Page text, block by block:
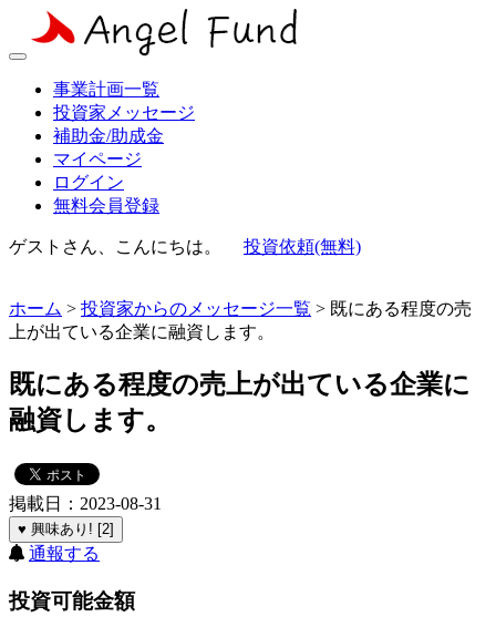
事業計画一覧
投資家メッセージ
補助金/助成金
マイページ
ログイン
無料会員登録
ゲストさん、こんにちは。 投資依頼(無料)
ホーム > 投資家からのメッセージ一覧 > 既にある程度の売
上が出ている企業に融資します。
既にある程度の売上が出ている企業に
融資します。
掲載日：2023-08-31
♥ 興味あり! [2]
通報する
投資可能金額